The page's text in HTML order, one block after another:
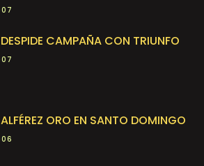
DESPIDE CAMPAÑA CON TRIUNFO
ORO EN SANTO DOMINGO